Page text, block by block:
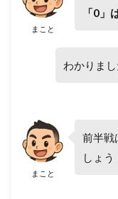
まこと
「0」
わかりま
まこと
前半戦
しょう